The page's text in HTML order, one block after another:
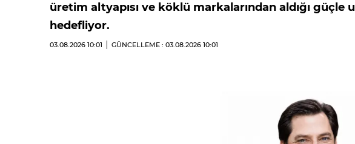
üretim altyapısı ve köklü markalarından aldığı güçle
hedefliyor.
03.08.2026 10:01 GÜNCELLEME : 03.08.2026 10:01